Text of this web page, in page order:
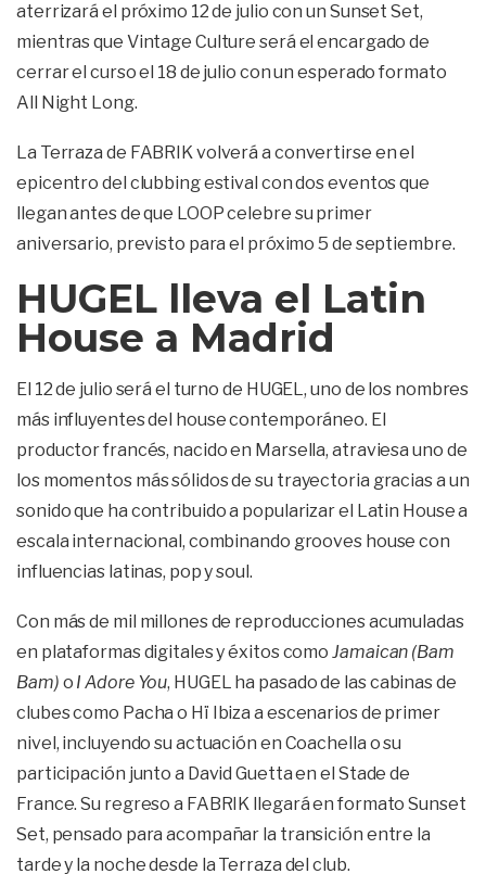
aterrizará el próximo 12 de julio con un Sunset Set,
mientras que Vintage Culture será el encargado de
cerrar el curso el 18 de julio con un esperado formato
All Night Long.
La Terraza de FABRIK volverá a convertirse en el
epicentro del clubbing estival con dos eventos que
llegan antes de que LOOP celebre su primer
aniversario, previsto para el próximo 5 de septiembre.
HUGEL lleva el Latin
House a Madrid
El 12 de julio será el turno de HUGEL, uno de los nombres
más influyentes del house contemporáneo. El
productor francés, nacido en Marsella, atraviesa uno de
los momentos más sólidos de su trayectoria gracias a un
sonido que ha contribuido a popularizar el Latin House a
escala internacional, combinando grooves house con
influencias latinas, pop y soul.
Con más de mil millones de reproducciones acumuladas
en plataformas digitales y éxitos comoJamaican (Bam
Bam) o I Adore You, HUGEL ha pasado de las cabinas de
clubes como Pacha o Hï Ibiza a escenarios de primer
nivel, incluyendo su actuación en Coachella o su
participación junto a David Guetta en el Stade de
France. Su regreso a FABRIK llegará en formato Sunset
Set, pensado para acompañar la transición entre la
tarde y la noche desde la Terraza del club.